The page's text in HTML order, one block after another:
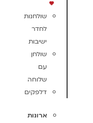
שולחנות
לחדר
ישיבות
שולחן
עם
שלוחה
דלפקים
ארונות